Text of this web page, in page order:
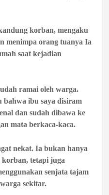
korban, mengaku
menimpa orang tuanya Ia
saat kejadian
ramai oleh warga.
bahwa ibu saya disiram
dan sudah dibawa ke
mata berkaca-kaca.
nekat. Ia bukan hanya
tetapi juga
senjata tajam
sekitar.